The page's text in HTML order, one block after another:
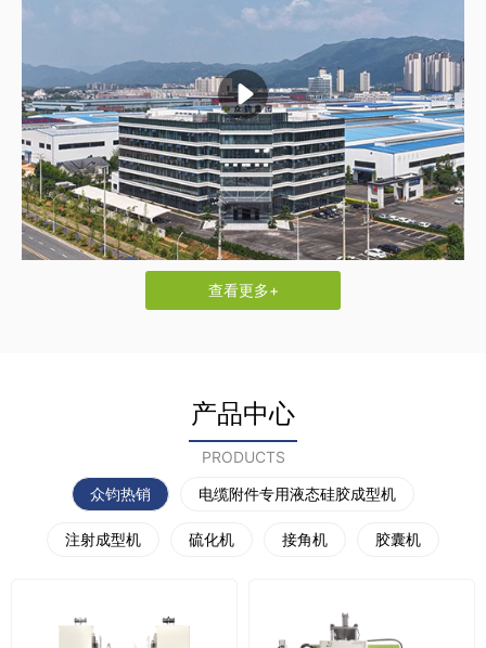
查看更多+
产品中心
PRODUCTS
众钧热销
电缆附件专用液态硅胶成型机
注射成型机 硫化机 接角机 胶囊机